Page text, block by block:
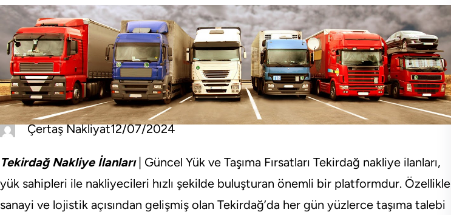
Çertaş Nakliyat12/07/2024
Tekirdağ Nakliye İlanları| Güncel Yük ve Taşıma Fırsatları Tekirdağ nakliye ilanları,
yük sahipleri ile nakliyecileri hızlı şekilde buluşturan önemli bir platformdur. Özellikle
sanayi ve lojistik açısından gelişmiş olan Tekirdağ’da her gün yüzlerce taşıma talebi